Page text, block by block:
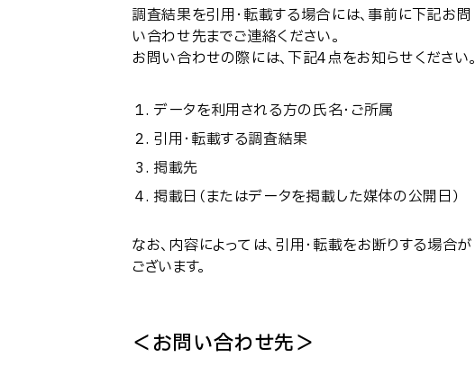
調査結果を引用・転載する場合には、事前に下記お問
い合わせ先までご連絡ください。
お問い合わせの際には、下記4点をお知らせください。
データを利用される方の氏名・ご所属
引用・転載する調査結果
掲載先
掲載日（またはデータを掲載した媒体の公開日）
なお、内容によっては、引用・転載をお断りする場合が
ございます。
＜お問い合わせ先＞